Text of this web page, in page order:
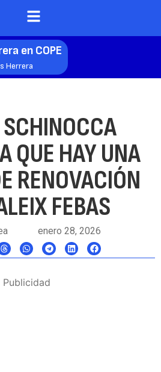
en COPE
Herrera
QUE HAY UNA
RENOVACIÓN
FEBAS
enero 28, 2026
Publicidad